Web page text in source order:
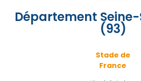
Département
(93)
Stade de
France